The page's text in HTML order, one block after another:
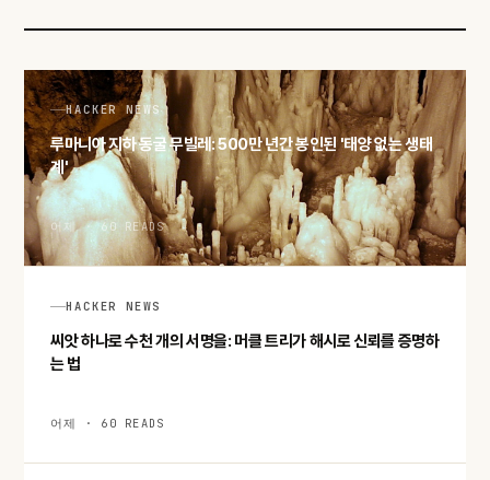
HACKER NEWS
루마니아 지하 동굴 무빌레: 500만 년간 봉인된 '태양 없는 생태
계'
어제 · 60 READS
HACKER NEWS
씨앗 하나로 수천 개의 서명을: 머클 트리가 해시로 신뢰를 증명하
는 법
어제 · 60 READS